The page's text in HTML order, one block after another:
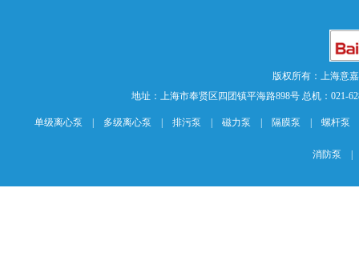
版权所有：上海意
地址：上海市奉贤区四团镇平海路898号 总机：021-
单级离心泵 多级离心泵 排污泵 磁力泵 隔膜泵 螺杆泵
消防泵